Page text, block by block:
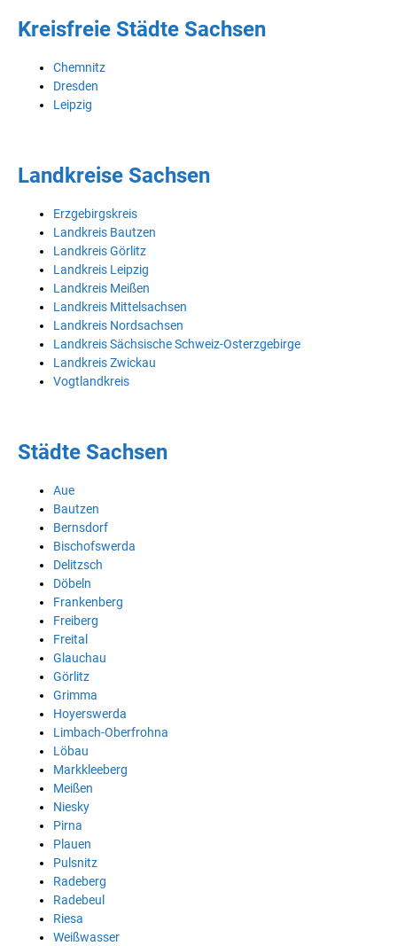
Kreisfreie Städte Sachsen
Chemnitz
Dresden
Leipzig
Landkreise Sachsen
Erzgebirgskreis
Landkreis Bautzen
Landkreis Görlitz
Landkreis Leipzig
Landkreis Meißen
Landkreis Mittelsachsen
Landkreis Nordsachsen
Landkreis Sächsische Schweiz-Osterzgebirge
Landkreis Zwickau
Vogtlandkreis
Städte Sachsen
Aue
Bautzen
Bernsdorf
Bischofswerda
Delitzsch
Döbeln
Frankenberg
Freiberg
Freital
Glauchau
Görlitz
Grimma
Hoyerswerda
Limbach-Oberfrohna
Löbau
Markkleeberg
Meißen
Niesky
Pirna
Plauen
Pulsnitz
Radeberg
Radebeul
Riesa
Weißwasser